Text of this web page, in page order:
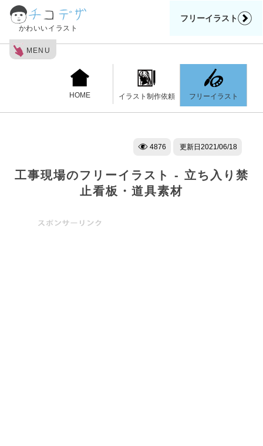
かわいいイラスト
フリーイラスト
MENU
HOME イラスト制作依頼 フリーイラスト
4876 更新日 2021/06/18
工事現場のフリーイラスト - 立ち入り禁
止看板・道具素材